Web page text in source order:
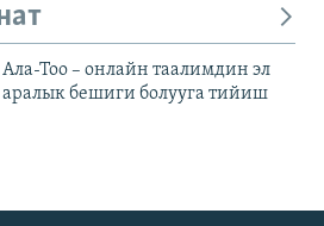
Ала-Тоо – онлайн таалимдин эл
аралык бешиги болууга тийиш